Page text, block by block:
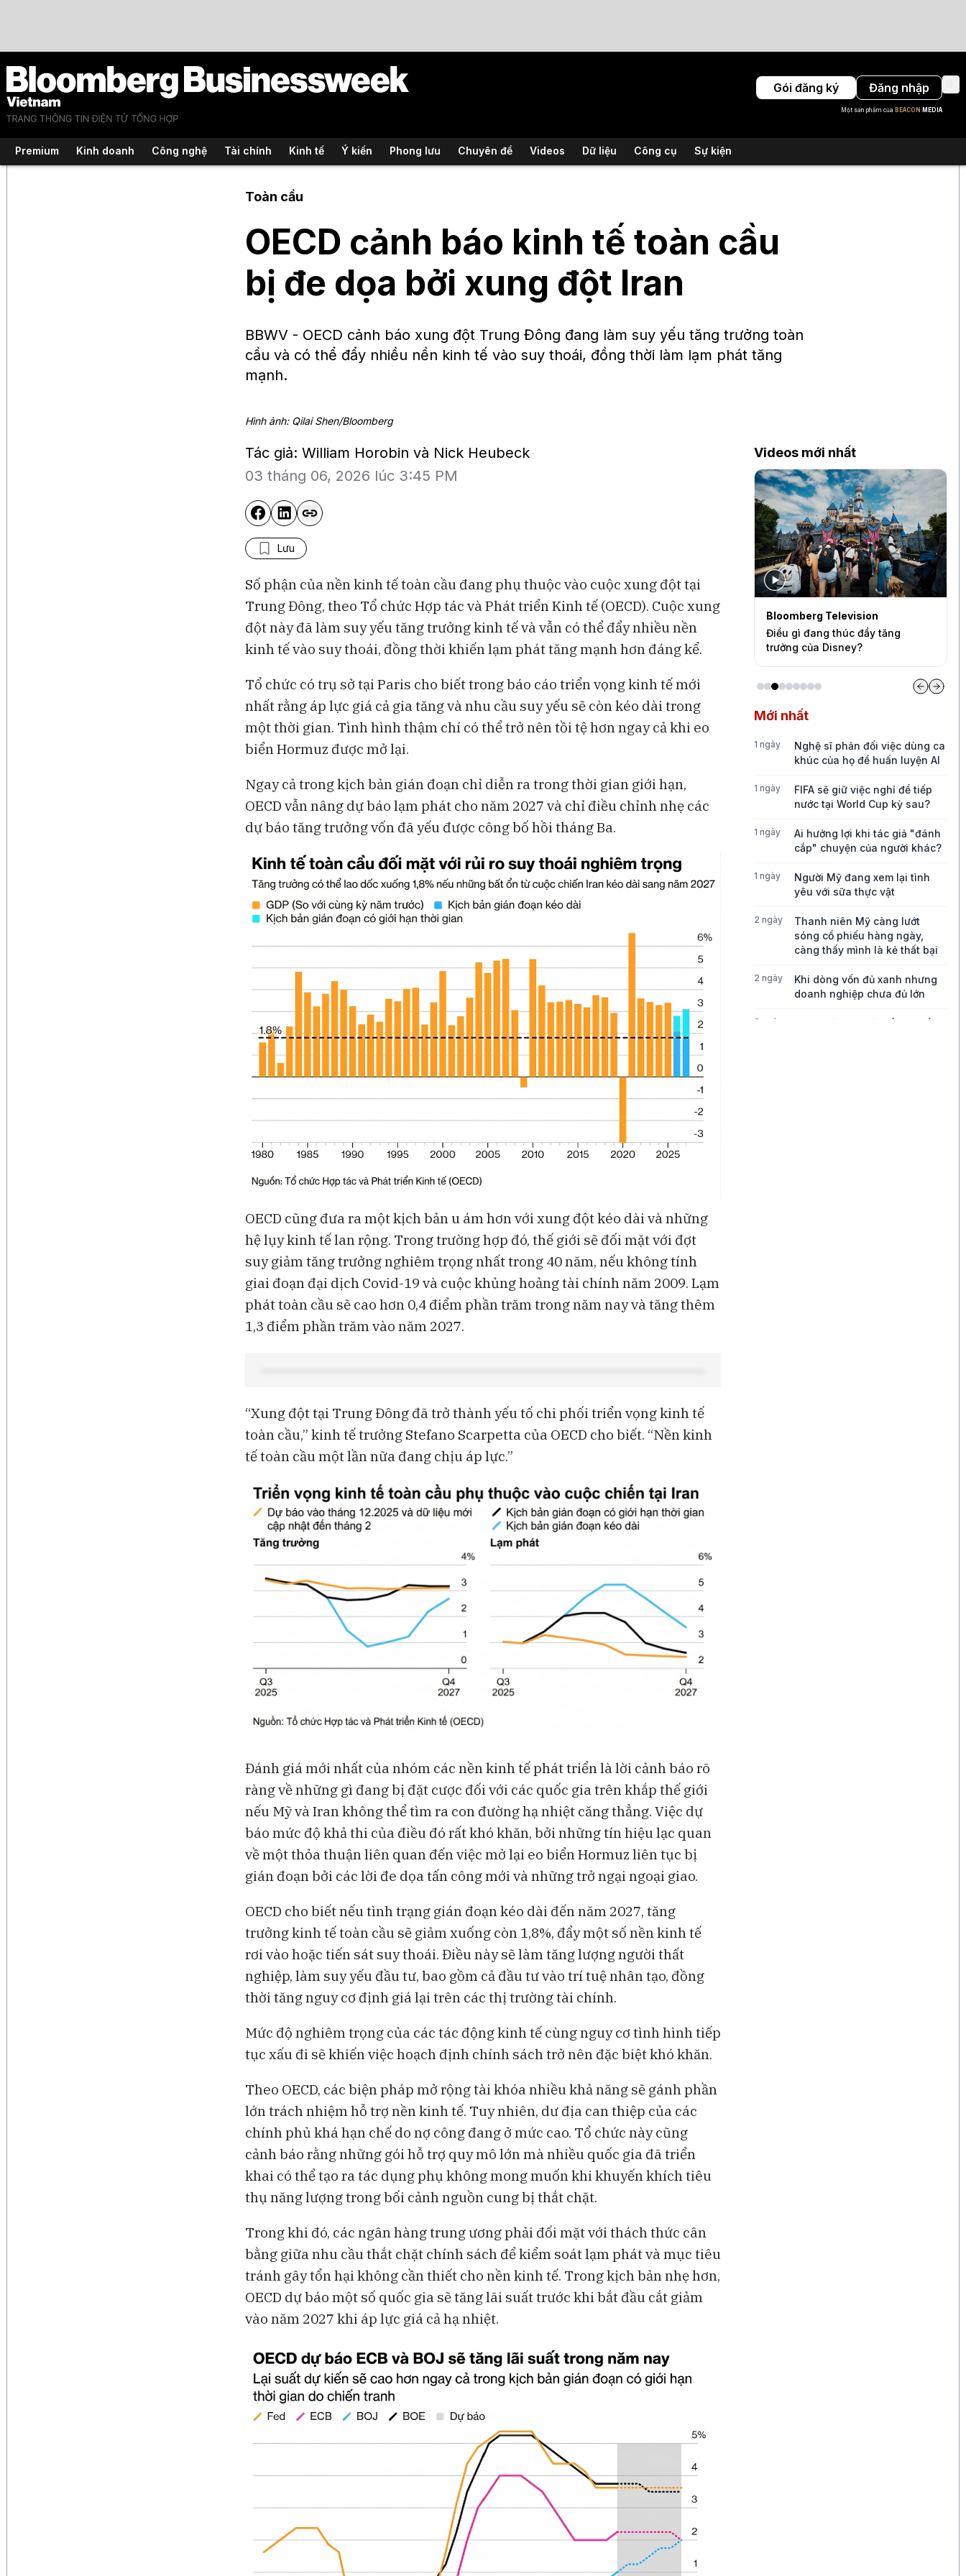
Gói đăng ký Đăng nhập
Một sản phẩm của BEACON MEDIA
Premium Kinh doanh Công nghệ Tài chính Kinh tế Ý kiến Phong lưu Chuyên đề Videos Dữ liệu Công cụ Sự kiện
Toàn cầu
OECD cảnh báo kinh tế toàn cầu
bị đe dọa bởi xung đột Iran
BBWV - OECD cảnh báo xung đột Trung Đông đang làm suy yếu tăng trưởng toàn
cầu và có thể đẩy nhiều nền kinh tế vào suy thoái, đồng thời làm lạm phát tăng
mạnh.
Hình ảnh: Qilai Shen/Bloomberg
Tác giả: William Horobin và Nick Heubeck
03 tháng 06, 2026 lúc 3:45 PM
Lưu
Số phận của nền kinh tế toàn cầu đang phụ thuộc vào cuộc xung đột tại
Trung Đông, theo Tổ chức Hợp tác và Phát triển Kinh tế (OECD). Cuộc xung
đột này đã làm suy yếu tăng trưởng kinh tế và vẫn có thể đẩy nhiều nền
kinh tế vào suy thoái, đồng thời khiến lạm phát tăng mạnh hơn đáng kể.
Tổ chức có trụ sở tại Paris cho biết trong báo cáo triển vọng kinh tế mới
nhất rằng áp lực giá cả gia tăng và nhu cầu suy yếu sẽ còn kéo dài trong
một thời gian. Tình hình thậm chí có thể trở nên tồi tệ hơn ngay cả khi eo
biển Hormuz được mở lại.
Ngay cả trong kịch bản gián đoạn chỉ diễn ra trong thời gian giới hạn,
OECD vẫn nâng dự báo lạm phát cho năm 2027 và chỉ điều chỉnh nhẹ các
dự báo tăng trưởng vốn đã yếu được công bố hồi tháng Ba.
OECD cũng đưa ra một kịch bản u ám hơn với xung đột kéo dài và những
hệ lụy kinh tế lan rộng. Trong trường hợp đó, thế giới sẽ đối mặt với đợt
suy giảm tăng trưởng nghiêm trọng nhất trong 40 năm, nếu không tính
giai đoạn đại dịch Covid-19 và cuộc khủng hoảng tài chính năm 2009. Lạm
phát toàn cầu sẽ cao hơn 0,4 điểm phần trăm trong năm nay và tăng thêm
1,3 điểm phần trăm vào năm 2027.
“Xung đột tại Trung Đông đã trở thành yếu tố chi phối triển vọng kinh tế
toàn cầu,” kinh tế trưởng Stefano Scarpetta của OECD cho biết. “Nền kinh
tế toàn cầu một lần nữa đang chịu áp lực.”
Đánh giá mới nhất của nhóm các nền kinh tế phát triển là lời cảnh báo rõ
ràng về những gì đang bị đặt cược đối với các quốc gia trên khắp thế giới
nếu Mỹ và Iran không thể tìm ra con đường hạ nhiệt căng thẳng. Việc dự
báo mức độ khả thi của điều đó rất khó khăn, bởi những tín hiệu lạc quan
về một thỏa thuận liên quan đến việc mở lại eo biển Hormuz liên tục bị
gián đoạn bởi các lời đe dọa tấn công mới và những trở ngại ngoại giao.
OECD cho biết nếu tình trạng gián đoạn kéo dài đến năm 2027, tăng
trưởng kinh tế toàn cầu sẽ giảm xuống còn 1,8%, đẩy một số nền kinh tế
rơi vào hoặc tiến sát suy thoái. Điều này sẽ làm tăng lượng người thất
nghiệp, làm suy yếu đầu tư, bao gồm cả đầu tư vào trí tuệ nhân tạo, đồng
thời tăng nguy cơ định giá lại trên các thị trường tài chính.
Mức độ nghiêm trọng của các tác động kinh tế cùng nguy cơ tình hình tiếp
tục xấu đi sẽ khiến việc hoạch định chính sách trở nên đặc biệt khó khăn.
Theo OECD, các biện pháp mở rộng tài khóa nhiều khả năng sẽ gánh phần
lớn trách nhiệm hỗ trợ nền kinh tế. Tuy nhiên, dư địa can thiệp của các
chính phủ khá hạn chế do nợ công đang ở mức cao. Tổ chức này cũng
cảnh báo rằng những gói hỗ trợ quy mô lớn mà nhiều quốc gia đã triển
khai có thể tạo ra tác dụng phụ không mong muốn khi khuyến khích tiêu
thụ năng lượng trong bối cảnh nguồn cung bị thắt chặt.
Trong khi đó, các ngân hàng trung ương phải đối mặt với thách thức cân
bằng giữa nhu cầu thắt chặt chính sách để kiểm soát lạm phát và mục tiêu
tránh gây tổn hại không cần thiết cho nền kinh tế. Trong kịch bản nhẹ hơn,
OECD dự báo một số quốc gia sẽ tăng lãi suất trước khi bắt đầu cắt giảm
vào năm 2027 khi áp lực giá cả hạ nhiệt.
Videos mới nhất
BAM Studios
Bong bóng AI có thể kéo vốn
ngoại khỏi Việt Nam
Bloomberg Television
Những chiếc quần quá mỏng
đang thách thức tăng trưởng của
Bloomberg Television
Điều gì đang thúc đẩy tăng
trưởng của Disney?
Mới nhất
1 ngày
Nghệ sĩ phản đối việc dùng ca
khúc của họ để huấn luyện AI
1 ngày
FIFA sẽ giữ việc nghỉ để tiếp
nước tại World Cup kỳ sau?
1 ngày
Ai hưởng lợi khi tác giả "đánh
cắp" chuyện của người khác?
1 ngày
Người Mỹ đang xem lại tình
yêu với sữa thực vật
2 ngày
Thanh niên Mỹ càng lướt
sóng cổ phiếu hàng ngày,
càng thấy mình là kẻ thất bại
2 ngày
Khi dòng vốn đủ xanh nhưng
doanh nghiệp chưa đủ lớn
2 ngày
Bong bóng AI có thể kéo vốn